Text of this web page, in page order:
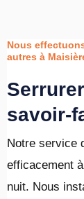
Nous
autres à
savoir-
Notre service
efficacement
nuit. Nous